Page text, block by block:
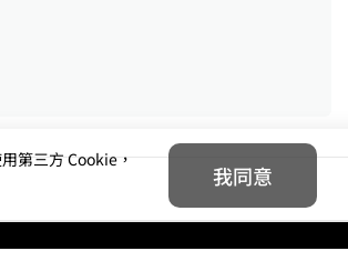
第三方 Cookie，
我同意